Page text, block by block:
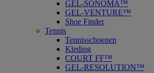
GEL-SONOMA™
GEL-VENTURE™
Shoe Finder
Tennis
Tennisschoenen
Kleding
COURT FF™
GEL-RESOLUTION™